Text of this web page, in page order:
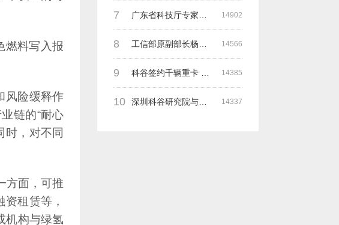
7 14902
8 14566
9 14385
10 深圳科谷研究院与德国魏玛包豪斯大学交流研讨会 14337